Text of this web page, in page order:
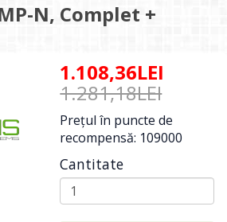
N, Complet +
1.108,36LEI
1.281,18LEI
Preţul în puncte de
recompensă: 109000
Cantitate